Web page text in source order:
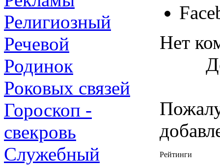
Религиозный
Речевой
Родинок
Роковых связей
Гороскоп -
свекровь
Служебный
Нет
Рейтинги